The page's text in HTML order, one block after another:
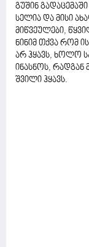
გუშინ
სელია და მისი
მიწვეულები,
ნინიმ თქვა რომ
არ ჰყავს, ხოლო
ინასნოს, რადგან
შვილი ჰყავს.